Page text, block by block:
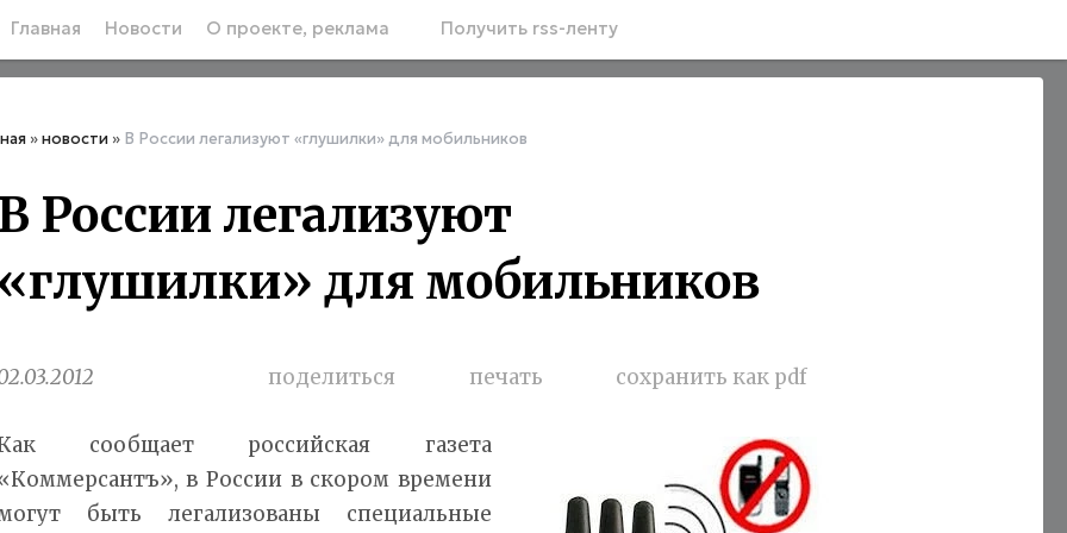
Главная Новости О проекте, реклама Получить rss-ленту
»новости » В России легализуют «глушилки» для мобильников
В России легализуют
«глушилки» для мобильников
поделиться печать сохранить как pdf
сообщает российская газета
в России в скором времени
быть легализованы специальные